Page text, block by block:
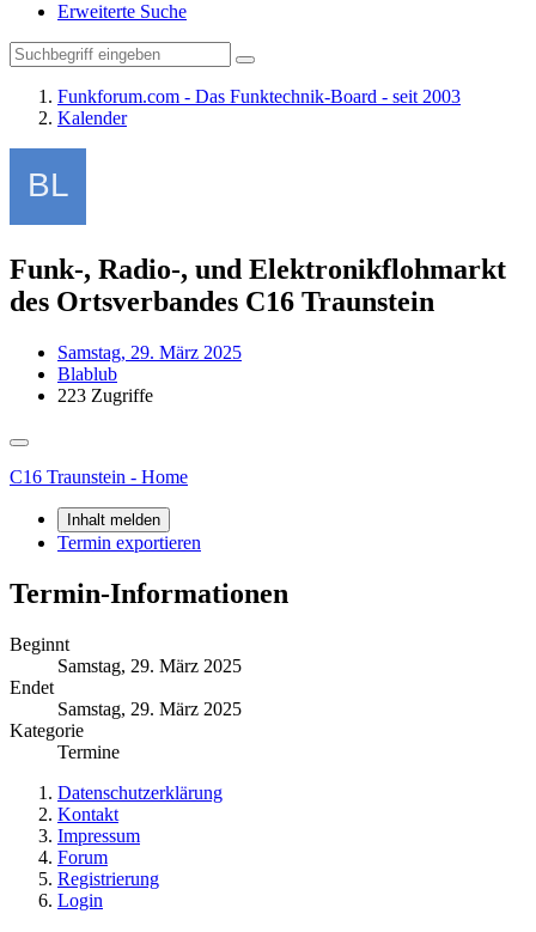
Erweiterte Suche
Funkforum.com - Das Funktechnik-Board - seit 2003
Kalender
Funk-, Radio-, und Elektronikflohmarkt
des Ortsverbandes C16 Traunstein
Samstag, 29. März 2025
Blablub
223 Zugriffe
C16 Traunstein - Home
Inhalt melden
Termin exportieren
Termin-Informationen
Beginnt
Samstag, 29. März 2025
Endet
Samstag, 29. März 2025
Kategorie
Termine
Datenschutzerklärung
Kontakt
Impressum
Forum
Registrierung
Login